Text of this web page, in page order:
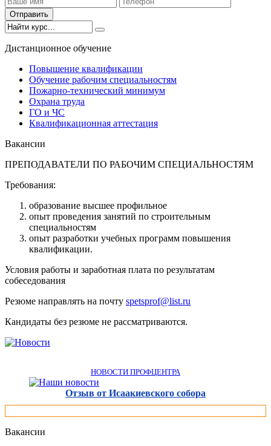
Отправить
Дистанционное обучение
Повышение квалификации
Обучение рабочим специальностям
Пожарно-технический минимум
Охрана труда
ГO и ЧС
Квалификационная аттестация
Вакансии
ПРЕПОДАВАТЕЛИ ПО РАБОЧИМ СПЕЦИАЛЬНОСТЯМ
Требования:
образование высшее профильное
опыт проведения занятий по строительным
специальностям
опыт разработки учебных программ повышения
квалификации.
Условия работы и заработная плата по результатам
собеседования
Резюме направлять на почту spetsprof@list.ru
Кандидаты без резюме не рассматриваются.
НОВОСТИ ПРОФЦЕНТРА
Отзыв от Исаакиевского собора
Вакансии